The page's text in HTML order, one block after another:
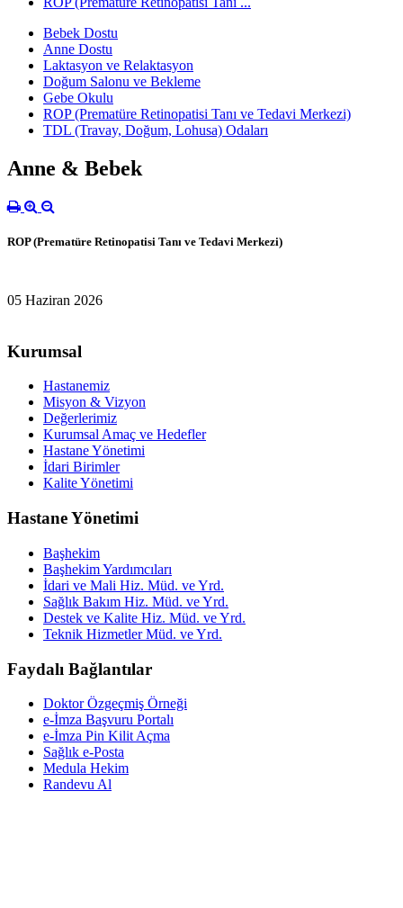
Bebek Dostu
Anne Dostu
Laktasyon ve Relaktasyon
Doğum Salonu ve Bekleme
Gebe Okulu
ROP (Prematüre Retinopatisi Tanı ve Tedavi Merkezi)
TDL (Travay, Doğum, Lohusa) Odaları
Anne & Bebek
ROP (Prematüre Retinopatisi Tanı ve Tedavi Merkezi)
05 Haziran 2026
Kurumsal
Hastanemiz
Misyon & Vizyon
Değerlerimiz
Kurumsal Amaç ve Hedefler
Hastane Yönetimi
İdari Birimler
Kalite Yönetimi
Hastane Yönetimi
Başhekim
Başhekim Yardımcıları
İdari ve Mali Hiz. Müd. ve Yrd.
Sağlık Bakım Hiz. Müd. ve Yrd.
Destek ve Kalite Hiz. Müd. ve Yrd.
Teknik Hizmetler Müd. ve Yrd.
Faydalı Bağlantılar
Doktor Özgeçmiş Örneği
e-İmza Başvuru Portalı
e-İmza Pin Kilit Açma
Sağlık e-Posta
Medula Hekim
Randevu Al